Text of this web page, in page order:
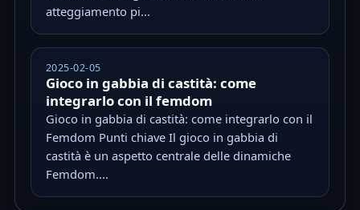
atteggiamento pi...
2025-02-05
Gioco in gabbia di castità: come
integrarlo con il femdom
Gioco in gabbia di castità: come integrarlo con il
Femdom Punti chiave Il gioco in gabbia di
castità è un aspetto centrale delle dinamiche
Femdom....